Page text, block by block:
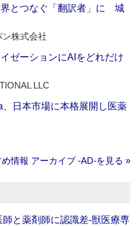
界とつなぐ「翻訳者」に 城
株式会社
ゼーションにAIをどれだけ
LLC
日本市場に本格展開し医薬
情報 アーカイブ ‐AD‐を見る »
師と薬剤師に認識差‐獣医療専